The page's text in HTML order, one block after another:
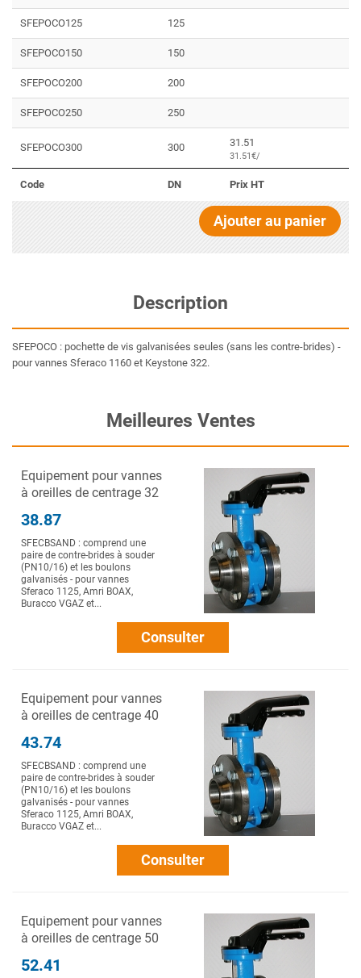
Code DN Prix HT
SFEPOCO125 125
SFEPOCO150 150
SFEPOCO200 200
SFEPOCO250 250
SFEPOCO300 300 31.51
31.51€/
Ajouter au panier
Description
SFEPOCO : pochette de vis galvanisées seules (sans les contre-brides) -
pour vannes Sferaco 1160 et Keystone 322.
Meilleures Ventes
Equipement pour vannes
à oreilles de centrage 32
38.87
SFECBSAND : comprend une
paire de contre-brides à souder
(PN10/16) et les boulons
galvanisés - pour vannes
Sferaco 1125, Amri BOAX,
Buracco VGAZ et...
Consulter
Equipement pour vannes
à oreilles de centrage 40
43.74
SFECBSAND : comprend une
paire de contre-brides à souder
(PN10/16) et les boulons
galvanisés - pour vannes
Sferaco 1125, Amri BOAX,
Buracco VGAZ et...
Consulter
Equipement pour vannes
à oreilles de centrage 50
52.41